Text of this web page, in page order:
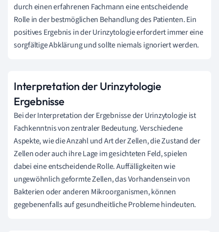
durch einen erfahrenen Fachmann eine entscheidende
Rolle in der bestmöglichen Behandlung des Patienten. Ein
positives Ergebnis in der Urinzytologie erfordert immer eine
sorgfältige Abklärung und sollte niemals ignoriert werden.
Interpretation der Urinzytologie
Ergebnisse
Bei der Interpretation der Ergebnisse der Urinzytologie ist
Fachkenntnis von zentraler Bedeutung. Verschiedene
Aspekte, wie die Anzahl und Art der Zellen, die Zustand der
Zellen oder auch ihre Lage im gesichteten Feld, spielen
dabei eine entscheidende Rolle. Auffälligkeiten wie
ungewöhnlich geformte Zellen, das Vorhandensein von
Bakterien oder anderen Mikroorganismen, können
gegebenenfalls auf gesundheitliche Probleme hindeuten.